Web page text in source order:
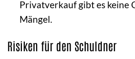
Privatverkauf gibt es keine
Mängel.
Risiken für den Schuldner